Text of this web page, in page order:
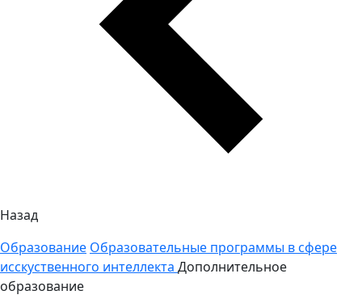
Назад
Образование Образовательные программы в сфере
исскуственного интеллекта Дополнительное
образование